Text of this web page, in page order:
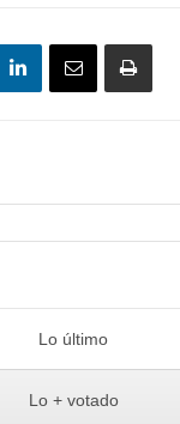
Lo último
Lo + votado